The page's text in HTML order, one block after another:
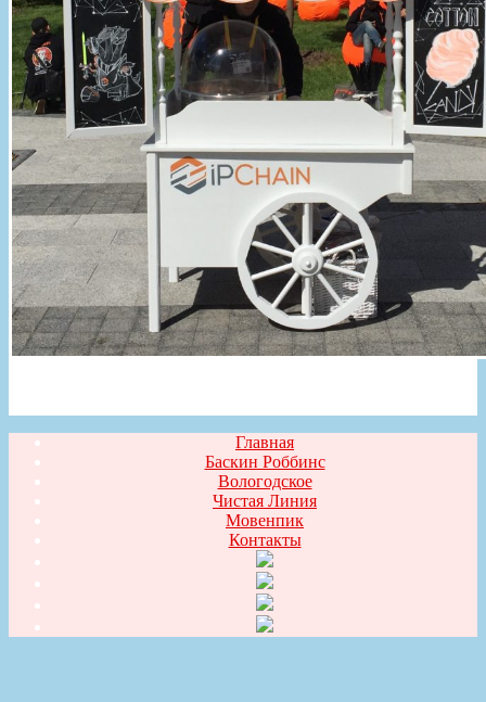
Главная
Баскин Роббинс
Вологодское
Чистая Линия
Мовенпик
Контакты